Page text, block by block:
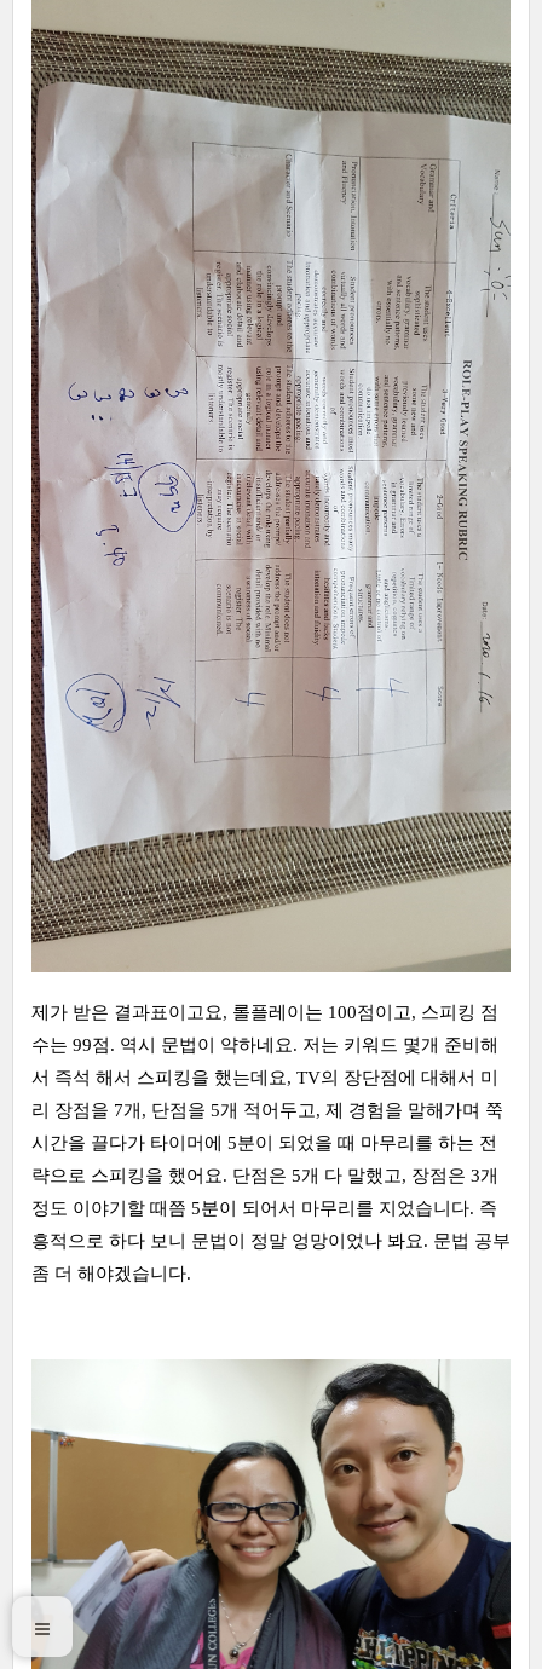
제가 받은 결과표이고요, 롤플레이는 100점이고, 스피킹 점
수는 99점. 역시 문법이 약하네요. 저는 키워드 몇개 준비해
서 즉석 해서 스피킹을 했는데요, TV의 장단점에 대해서 미
리 장점을 7개, 단점을 5개 적어두고, 제 경험을 말해가며 쭉
시간을 끌다가 타이머에 5분이 되었을 때 마무리를 하는 전
략으로 스피킹을 했어요. 단점은 5개 다 말했고, 장점은 3개
정도 이야기할 때쯤 5분이 되어서 마무리를 지었습니다. 즉
흥적으로 하다 보니 문법이 정말 엉망이었나 봐요. 문법 공부
좀 더 해야겠습니다.